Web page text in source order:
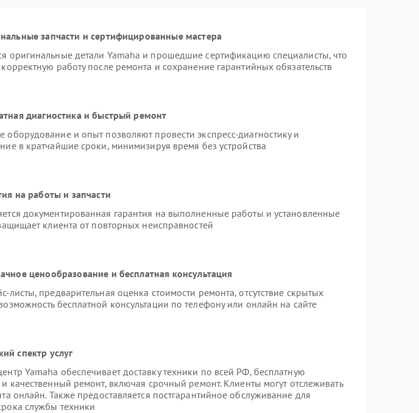
запчасти и сертифицированные мастера
оригинальные детали Yamaha и прошедшие сертификацию специалисты, что
корректную работу после ремонта и сохранение гарантийных обязательств
диагностика и быстрый ремонт
оборудование и опыт позволяют провести экспресс-диагностику и
в кратчайшие сроки, минимизируя время без устройства
на работы и запчасти
документированная гарантия на выполненные работы и установленные
клиента от повторных неисправностей
ценообразование и бесплатная консультация
листы, предварительная оценка стоимости ремонта, отсутствие скрытых
бесплатной консультации по телефону или онлайн на сайте
спектр услуг
Yamaha обеспечивает доставку техники по всей РФ, бесплатную
и качественный ремонт, включая срочный ремонт. Клиенты могут отслеживать
онлайн. Также предоставляется постгарантийное обслуживание для
службы техники